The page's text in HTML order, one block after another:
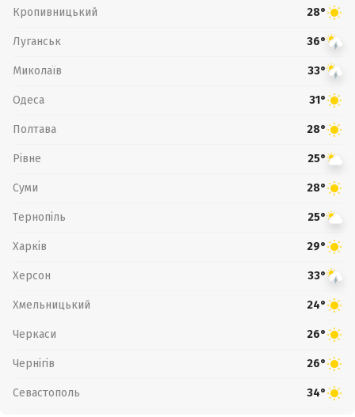
Кропивницький 28°
Луганськ 36°
Миколаїв 33°
Одеса 31°
Полтава 28°
Рівне 25°
Суми 28°
Тернопіль 25°
Харків 29°
Херсон 33°
Хмельницький 24°
Черкаси 26°
Чернігів 26°
Севастополь 34°